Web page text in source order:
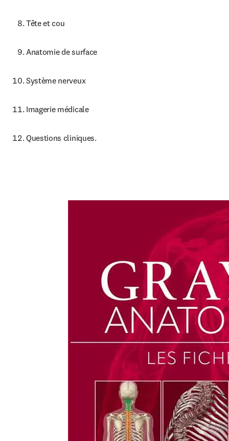
Tête et cou
Anatomie de surface
Système nerveux
Imagerie médicale
Questions cliniques.